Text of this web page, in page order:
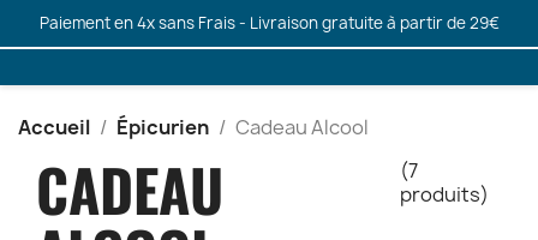
Paiement en 4x sans Frais - Livraison gratuite à partir de 29€
Accueil Épicurien Cadeau Alcool
CADEAU
(7
produits)